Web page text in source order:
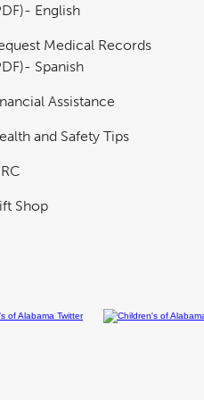
English
Medical Records
Spanish
Assistance
and Safety Tips
Shop